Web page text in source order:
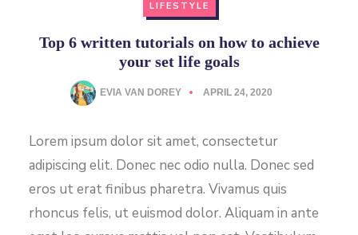
LIFESTYLE
Top 6 written tutorials on how to achieve
your set life goals
EVIA VAN DOREY APRIL 24, 2020
Lorem ipsum dolor sit amet, consectetur
adipiscing elit. Donec nec odio nulla. Donec sed
eros ut erat finibus pharetra. Vivamus quis
rhoncus felis, ut euismod dolor. Aliquam in ante